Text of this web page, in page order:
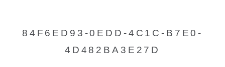
84F6ED93-0EDD-4C1C-B7E0-
4D482BA3E27D